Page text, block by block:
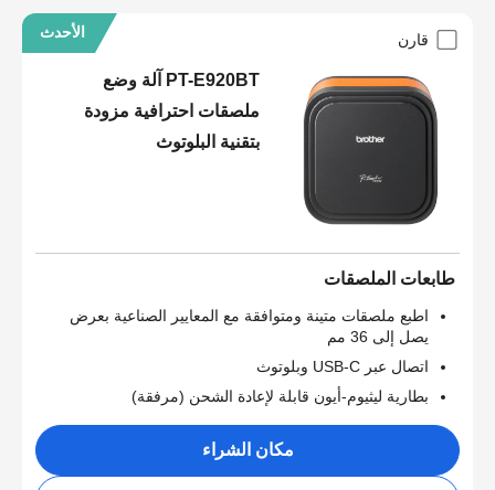
الأحدث قارن
PT-E920BT آلة وضع
ملصقات احترافية مزودة
بتقنية البلوتوث
طابعات الملصقات
اطبع ملصقات متينة ومتوافقة مع المعايير الصناعية بعرض
يصل إلى 36 مم
اتصال عبر USB-C وبلوتوث
بطارية ليثيوم-أيون قابلة لإعادة الشحن (مرفقة)
مكان الشراء